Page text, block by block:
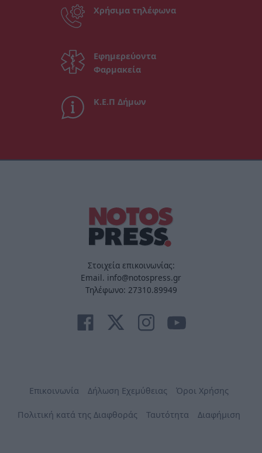
Χρήσιμα τηλέφωνα
Εφημερεύοντα
Φαρμακεία
Κ.Ε.Π Δήμων
Στοιχεία επικοινωνίας:
Email. info@notospress.gr
Τηλέφωνο: 27310.89949
Επικοινωνία Δήλωση Εχεμύθειας Όροι Χρήσης
Πολιτική κατά της Διαφθοράς Ταυτότητα Διαφήμιση